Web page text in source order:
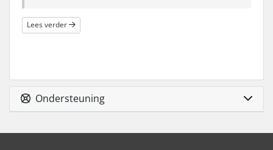
Lees verder
Ondersteuning